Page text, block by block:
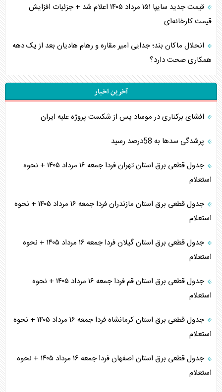
قیمت جدید سایپا ۱۵۱ مرداد ۱۴۰۵ اعلام شد + جزئیات افزایش
قیمت کارخانه‌ای
انحلال ماکان بند؛ جدایی امیر مقاره و رهام هادیان بعد از یک دهه
همکاری صحت دارد؟
آخرین اخبار
افشای برکناری در موساد پس از شکست پروژه علیه ایران
پرشدگی سدها به 58درصد رسید
جدول قطعی برق استان تهران فردا جمعه ۱۶ مرداد ۱۴۰۵ + نحوه
استعلام
جدول قطعی برق استان مازندران فردا جمعه ۱۶ مرداد ۱۴۰۵ + نحوه
استعلام
جدول قطعی برق استان گیلان فردا جمعه ۱۶ مرداد ۱۴۰۵ + نحوه
استعلام
جدول قطعی برق استان قم فردا جمعه ۱۶ مرداد ۱۴۰۵ + نحوه
استعلام
جدول قطعی برق استان کرمانشاه فردا جمعه ۱۶ مرداد ۱۴۰۵ + نحوه
استعلام
جدول قطعی برق استان اصفهان فردا جمعه ۱۶ مرداد ۱۴۰۵ + نحوه
استعلام